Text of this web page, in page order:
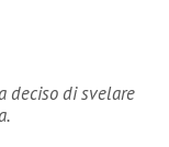
deciso di svelare